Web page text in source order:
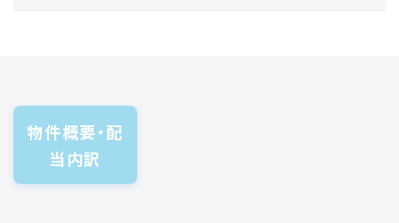
物件概要・配
当内訳